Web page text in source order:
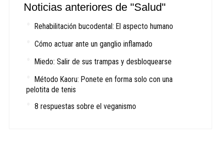
Noticias anteriores de "Salud"
Rehabilitación bucodental: El aspecto humano
Cómo actuar ante un ganglio inflamado
Miedo: Salir de sus trampas y desbloquearse
Método Kaoru: Ponete en forma solo con una
pelotita de tenis
8 respuestas sobre el veganismo